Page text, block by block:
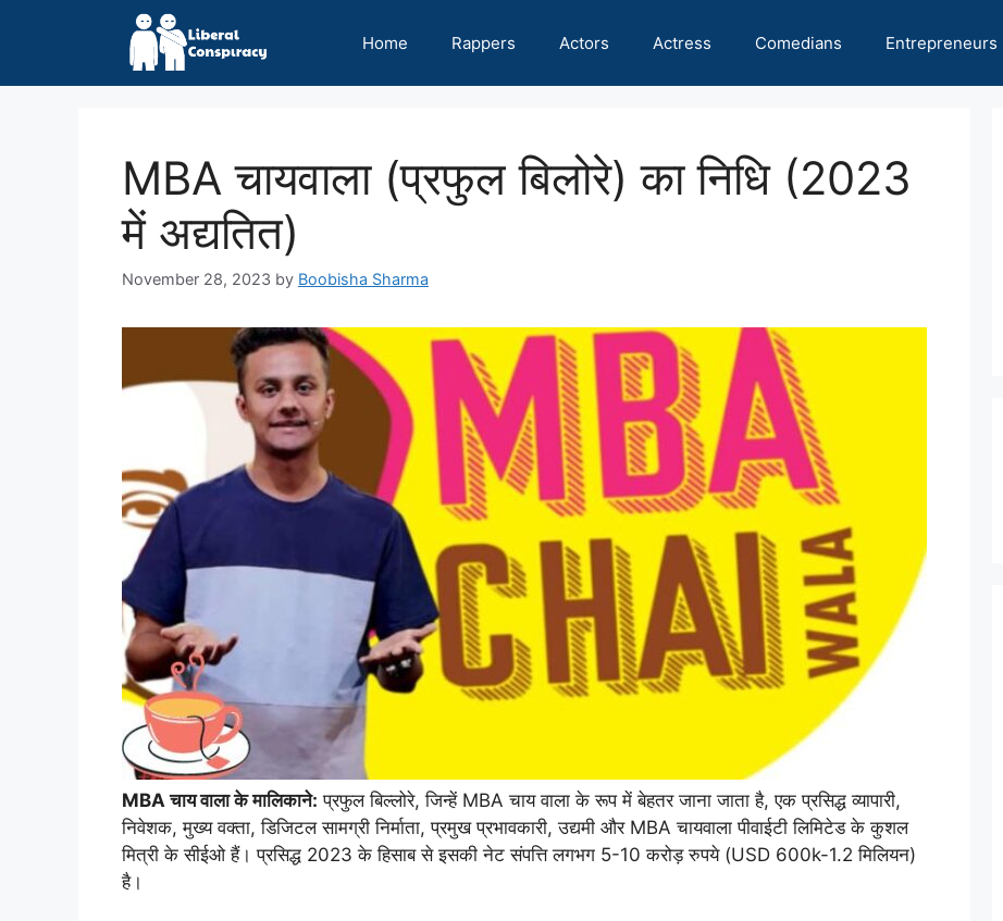
Home Rappers Actors Actress Comedians Entrepreneurs
MBA चायवाला (प्रफुल बिलोरे) का निधि (2023
में अद्यतित)
November 28, 2023 by Boobisha Sharma
MBA चाय वाला के मालिकाने: प्रफुल बिल्लोरे, जिन्हें MBA चाय वाला के रूप में बेहतर जाना जाता है, एक प्रसिद्ध व्यापारी,
निवेशक, मुख्य वक्ता, डिजिटल सामग्री निर्माता, प्रमुख प्रभावकारी, उद्यमी और MBA चायवाला पीवाईटी लिमिटेड के कुशल
मित्री के सीईओ हैं। प्रसिद्ध 2023 के हिसाब से इसकी नेट संपत्ति लगभग 5-10 करोड़ रुपये (USD 600k-1.2 मिलियन)
है।